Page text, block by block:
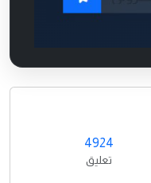
4924
تعليق